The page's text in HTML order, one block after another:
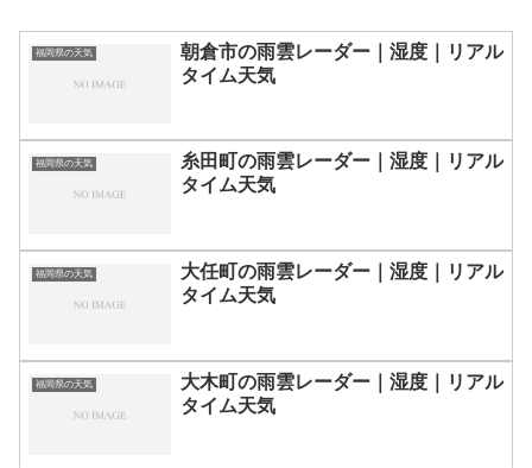
福岡県の天気
朝倉市の雨雲レーダー｜湿度｜リアル
タイム天気
福岡県の天気
糸田町の雨雲レーダー｜湿度｜リアル
タイム天気
福岡県の天気
大任町の雨雲レーダー｜湿度｜リアル
タイム天気
福岡県の天気
大木町の雨雲レーダー｜湿度｜リアル
タイム天気